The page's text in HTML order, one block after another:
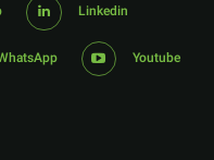
Linkedin
Youtube